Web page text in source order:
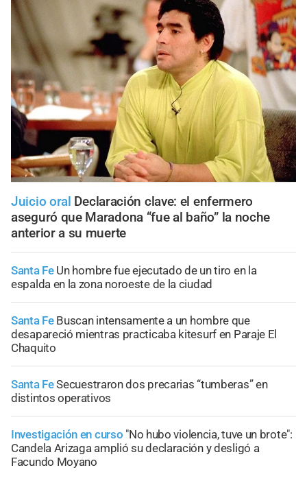
Juicio oral Declaración clave: el enfermero
aseguró que Maradona “fue al baño” la noche
anterior a su muerte
Santa Fe Un hombre fue ejecutado de un tiro en la
espalda en la zona noroeste de la ciudad
Santa Fe Buscan intensamente a un hombre que
desapareció mientras practicaba kitesurf en Paraje El
Chaquito
Santa FeSecuestraron dos precarias “tumberas” en
distintos operativos
Investigación en curso "No hubo violencia, tuve un brote":
Candela Arizaga amplió su declaración y desligó a
Facundo Moyano